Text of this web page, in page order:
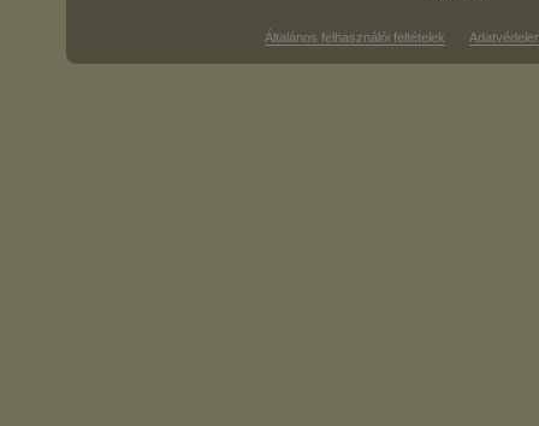
Általános felhasználói feltételek